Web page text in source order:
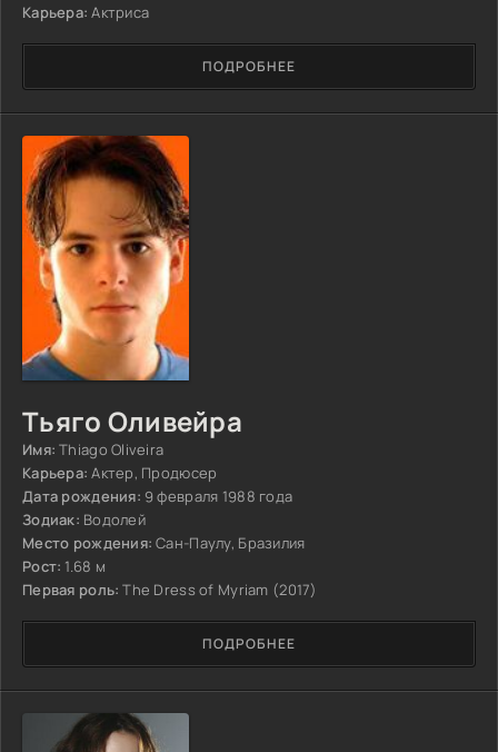
Карьера: Актриса
ПОДРОБНЕЕ
Тьяго Оливейра
Имя: Thiago Oliveira
Карьера: Актер, Продюсер
Дата рождения: 9 февраля 1988 года
Зодиак: Водолей
Место рождения: Сан-Паулу, Бразилия
Рост: 1.68 м
Первая роль: The Dress of Myriam (2017)
ПОДРОБНЕЕ